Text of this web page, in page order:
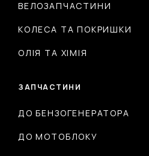
ВЕЛОЗАПЧАСТИНИ
КОЛЕСА ТА ПОКРИШКИ
ОЛІЯ ТА ХІМІЯ
ЗАПЧАСТИНИ
ДО БЕНЗОГЕНЕРАТОРА
ДО МОТОБЛОКУ